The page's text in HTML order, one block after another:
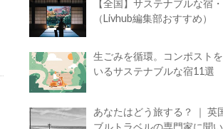
【全国】サステナブルな宿
（Livhub編集部おすすめ）
生ごみを循環。コンポスト
いるサステナブルな宿11選
あなたはどう旅する？ ｜ 英国サステナ
ブルトラベルの専門家に聞